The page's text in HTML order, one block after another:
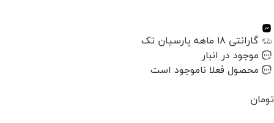
گارانتی 18 ماهه پارسیان تک
موجود در انبار
محصول فعلا ناموجود است
تومان